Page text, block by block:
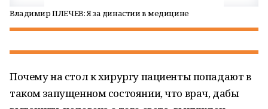
Владимир ПЛЕЧЕВ: Я за династии в медицине
Почему на стол к хирургу пациенты попадают в
таком запущенном состоянии, что врач, дабы